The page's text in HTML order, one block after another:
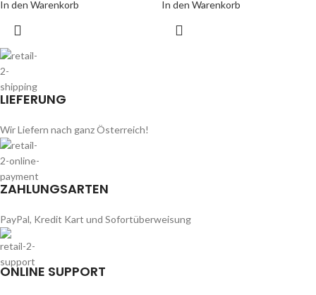
In den Warenkorb In den Warenkorb
LIEFERUNG
Wir Liefern nach ganz Österreich!
ZAHLUNGSARTEN
PayPal, Kredit Kart und Sofortüberweisung
ONLINE SUPPORT